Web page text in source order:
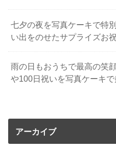
七夕の夜を写真ケーキで特
い出をのせたサプライズお
雨の日もおうちで最高の笑
や100日祝いを写真ケーキで
アーカイブ